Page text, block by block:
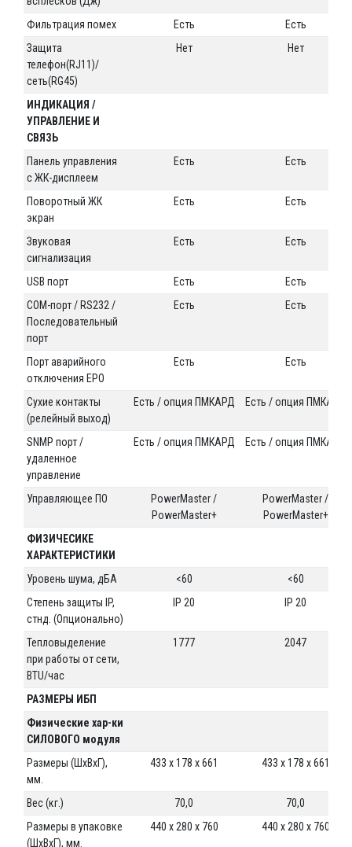
Фильтрация помех Есть
Есть
Защита
телефон(RJ11)/
сеть(RG45)
Нет Нет
ИНДИКАЦИЯ /
УПРАВЛЕНИЕ И
СВЯЗЬ
Панель управления
с ЖК-дисплеем
Есть Есть
Поворотный ЖК
экран
Есть Есть
Звуковая
сигнализация
Есть Есть
USB порт Есть
Есть
СОМ-порт / RS232 /
Последовательный
порт
Есть Есть
Порт аварийного
отключения EPO
Есть Есть
Сухие контакты
(релейный выход)
Есть / опция ПМКАРД Есть / опция ПМКАРД
SNMP порт /
удаленное
управление
Есть / опция ПМКАРД Есть / опция ПМКАРД
Управляющее ПО
PowerMaster /
PowerMaster+
PowerMaster /
PowerMaster+
ФИЗИЧЕСИКЕ
ХАРАКТЕРИСТИКИ
Уровень шума, дБА
<60
<60
Степень защиты IP,
стнд. (Опционально)
IP 20 IP 20
Тепловыделение
при работы от сети,
BTU/час
1777 2047
РАЗМЕРЫ ИБП
Физические хар-ки
СИЛОВОГО модуля
Размеры (ШхВхГ),
мм.
433 x 178 x 661 433 x 178 x 661
Вес (кг.) 70,0
70,0
Размеры в упаковке
(ШхВхГ), мм.
440 x 280 x 760 440 x 280 x 760